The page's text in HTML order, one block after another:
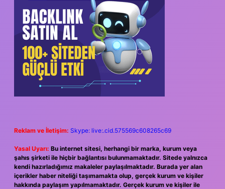
Reklam ve İletişim: Skype: live:.cid.575569c608265c69
Yasal Uyarı: Bu internet sitesi, herhangi bir marka, kurum veya
şahıs şirketi ile hiçbir bağlantısı bulunmamaktadır. Sitede yalnızca
kendi hazırladığımız makaleler paylaşılmaktadır. Burada yer alan
içerikler haber niteliği taşımamakta olup, gerçek kurum ve kişiler
hakkında paylaşım yapılmamaktadır. Gerçek kurum ve kişiler ile